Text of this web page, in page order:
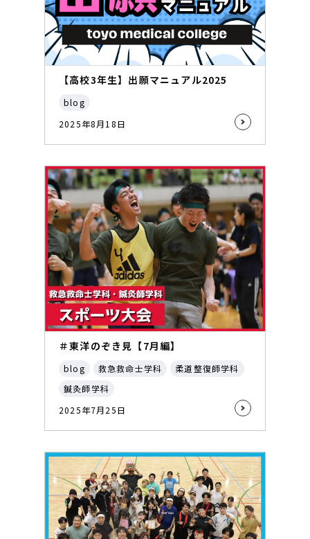
【高校3年生】出願マニュアル2025
blog
2025年8月18日
＃東洋のぞき見【7月編】
blog 救急救命士学科
柔道整復師学科
鍼灸師学科
2025年7月25日